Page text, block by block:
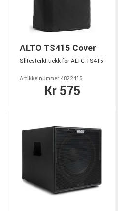
ALTO TS415 Cover
Slitesterkt trekk for ALTO TS415
Artikkelnummer 4822415
Kr 575